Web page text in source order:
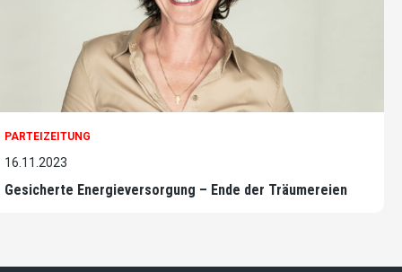
PARTEIZEITUNG
16.11.2023
Gesicherte Energieversorgung – Ende der Träumereien